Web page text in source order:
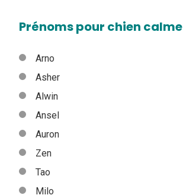
Prénoms pour chien calme
Arno
Asher
Alwin
Ansel
Auron
Zen
Tao
Milo